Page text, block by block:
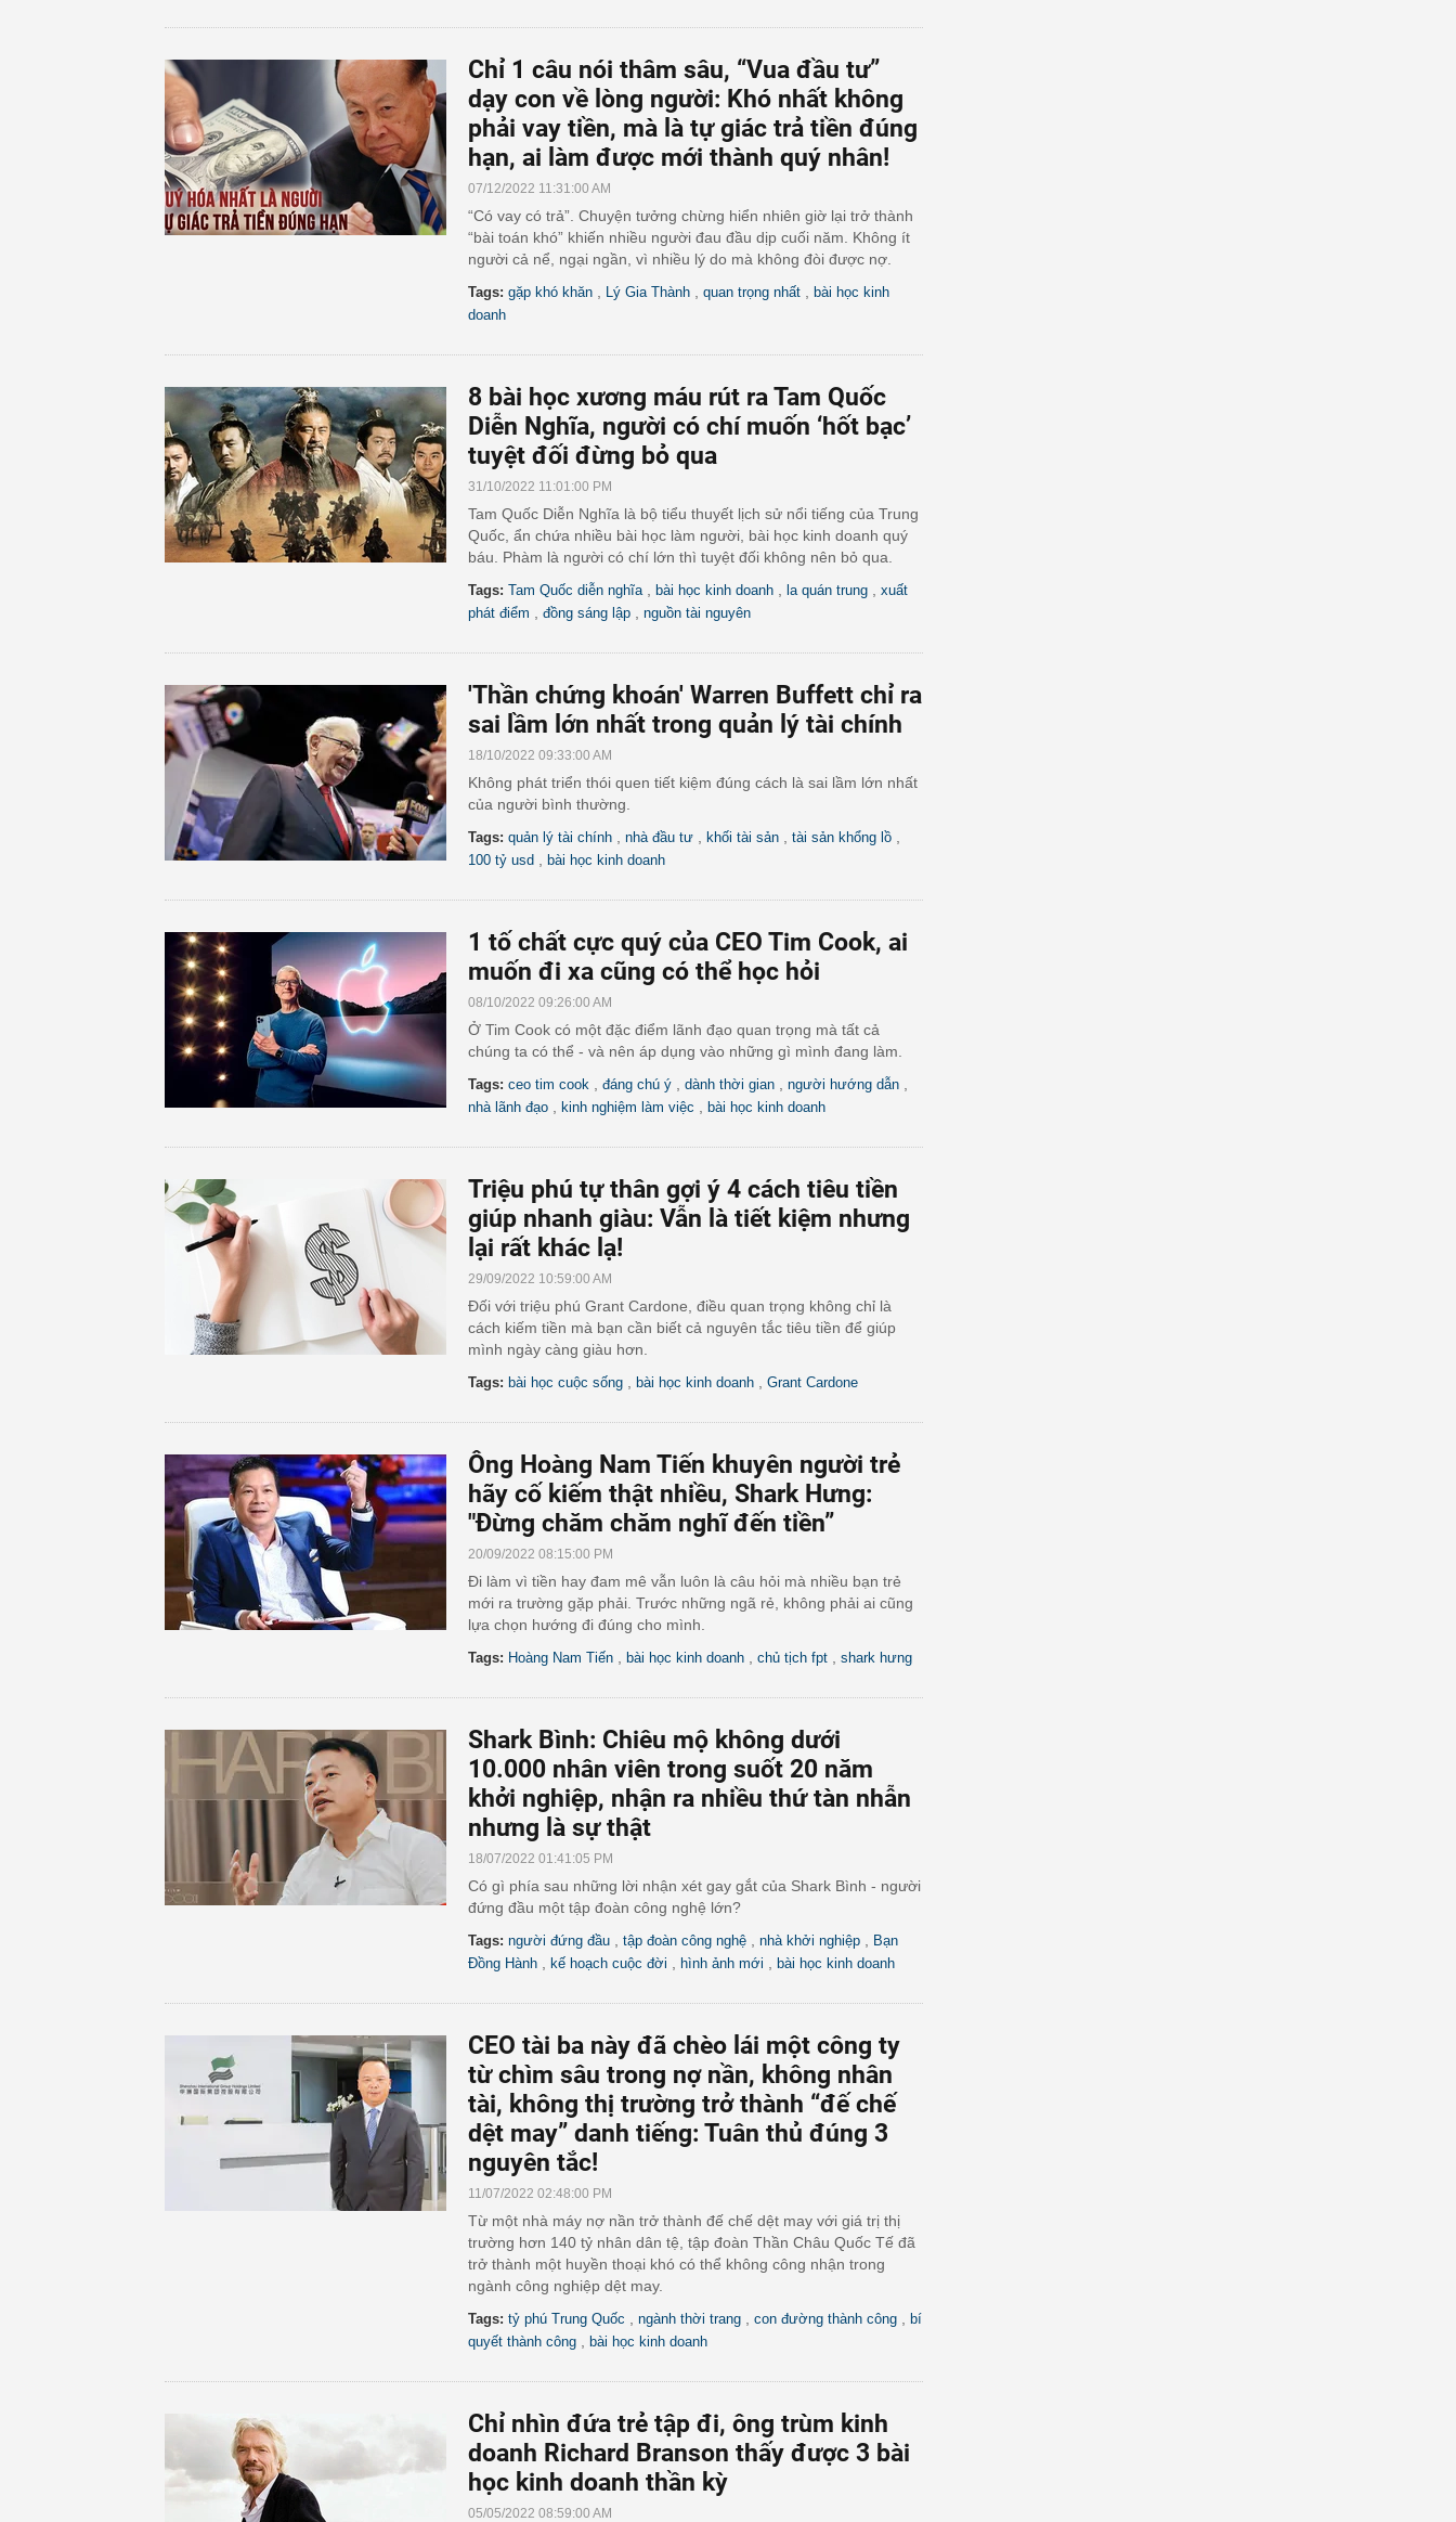
Chỉ 1 câu nói thâm sâu, “Vua đầu tư”
dạy con về lòng người: Khó nhất không
phải vay tiền, mà là tự giác trả tiền đúng
hạn, ai làm được mới thành quý nhân!
07/12/2022 11:31:00 AM
“Có vay có trả”. Chuyện tưởng chừng hiển nhiên giờ lại trở thành
“bài toán khó” khiến nhiều người đau đầu dịp cuối năm. Không ít
người cả nể, ngại ngần, vì nhiều lý do mà không đòi được nợ.
Tags: gặp khó khăn Lý Gia Thành quan trọng nhất
bài học kinh
doanh
8 bài học xương máu rút ra Tam Quốc
Diễn Nghĩa, người có chí muốn ‘hốt bạc’
tuyệt đối đừng bỏ qua
31/10/2022 11:01:00 PM
Tam Quốc Diễn Nghĩa là bộ tiểu thuyết lịch sử nổi tiếng của Trung
Quốc, ẩn chứa nhiều bài học làm người, bài học kinh doanh quý
báu. Phàm là người có chí lớn thì tuyệt đối không nên bỏ qua.
Tags: Tam Quốc diễn nghĩa bài học kinh doanh la quán trung
xuất
phát điểm
đồng sáng lập nguồn tài nguyên
'Thần chứng khoán' Warren Buffett chỉ ra
sai lầm lớn nhất trong quản lý tài chính
18/10/2022 09:33:00 AM
Không phát triển thói quen tiết kiệm đúng cách là sai lầm lớn nhất
của người bình thường.
Tags: quản lý tài chính nhà đầu tư khối tài sản tài sản khổng lồ
100 tỷ usd bài học kinh doanh
1 tố chất cực quý của CEO Tim Cook, ai
muốn đi xa cũng có thể học hỏi
08/10/2022 09:26:00 AM
Ở Tim Cook có một đặc điểm lãnh đạo quan trọng mà tất cả
chúng ta có thể - và nên áp dụng vào những gì mình đang làm.
Tags: ceo tim cook đáng chú ý dành thời gian người hướng dẫn
nhà lãnh đạo kinh nghiệm làm việc bài học kinh doanh
Triệu phú tự thân gợi ý 4 cách tiêu tiền
giúp nhanh giàu: Vẫn là tiết kiệm nhưng
lại rất khác lạ!
29/09/2022 10:59:00 AM
Đối với triệu phú Grant Cardone, điều quan trọng không chỉ là
cách kiếm tiền mà bạn cần biết cả nguyên tắc tiêu tiền để giúp
mình ngày càng giàu hơn.
Tags: bài học cuộc sống bài học kinh doanh Grant Cardone
Ông Hoàng Nam Tiến khuyên người trẻ
hãy cố kiếm thật nhiều, Shark Hưng:
"Đừng chăm chăm nghĩ đến tiền”
20/09/2022 08:15:00 PM
Đi làm vì tiền hay đam mê vẫn luôn là câu hỏi mà nhiều bạn trẻ
mới ra trường gặp phải. Trước những ngã rẻ, không phải ai cũng
lựa chọn hướng đi đúng cho mình.
Tags: Hoàng Nam Tiến bài học kinh doanh chủ tịch fpt shark hưng
Shark Bình: Chiêu mộ không dưới
10.000 nhân viên trong suốt 20 năm
khởi nghiệp, nhận ra nhiều thứ tàn nhẫn
nhưng là sự thật
18/07/2022 01:41:05 PM
Có gì phía sau những lời nhận xét gay gắt của Shark Bình - người
đứng đầu một tập đoàn công nghệ lớn?
Tags: người đứng đầu tập đoàn công nghệ nhà khởi nghiệp
Bạn
Đồng Hành
kế hoạch cuộc đời hình ảnh mới bài học kinh doanh
CEO tài ba này đã chèo lái một công ty
từ chìm sâu trong nợ nần, không nhân
tài, không thị trường trở thành “đế chế
dệt may” danh tiếng: Tuân thủ đúng 3
nguyên tắc!
11/07/2022 02:48:00 PM
Từ một nhà máy nợ nần trở thành đế chế dệt may với giá trị thị
trường hơn 140 tỷ nhân dân tệ, tập đoàn Thần Châu Quốc Tế đã
trở thành một huyền thoại khó có thể không công nhận trong
ngành công nghiệp dệt may.
Tags: tỷ phú Trung Quốc ngành thời trang con đường thành công
bí
quyết thành công
bài học kinh doanh
Chỉ nhìn đứa trẻ tập đi, ông trùm kinh
doanh Richard Branson thấy được 3 bài
học kinh doanh thần kỳ
05/05/2022 08:59:00 AM